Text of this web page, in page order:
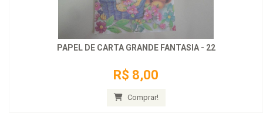
PAPEL DE CARTA GRANDE FANTASIA - 22
R$ 8,00
Comprar!